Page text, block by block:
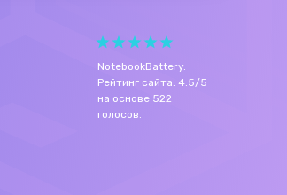
NotebookBattery.
Рейтинг сайта: 4.5/5
на основе 522
голосов.